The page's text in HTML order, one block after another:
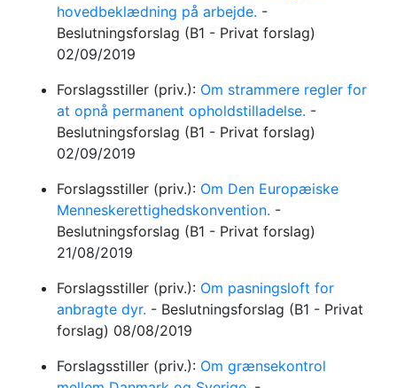
hovedbeklædning på arbejde. -
Beslutningsforslag (B1 - Privat forslag)
02/09/2019
Forslagsstiller (priv.): Om strammere regler for
at opnå permanent opholdstilladelse. -
Beslutningsforslag (B1 - Privat forslag)
02/09/2019
Forslagsstiller (priv.): Om Den Europæiske
Menneskerettighedskonvention. -
Beslutningsforslag (B1 - Privat forslag)
21/08/2019
Forslagsstiller (priv.): Om pasningsloft for
anbragte dyr. - Beslutningsforslag (B1 - Privat
forslag) 08/08/2019
Forslagsstiller (priv.): Om grænsekontrol